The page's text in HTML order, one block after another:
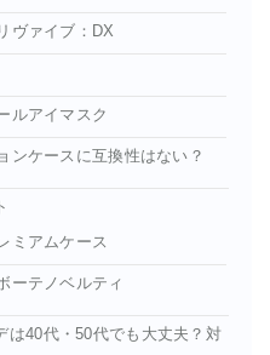
ヴァイブ：DX
ルアイマスク
ンケースに互換性はない？
ミアムケース
ーテノベルティ
は40代・50代でも大丈夫？対